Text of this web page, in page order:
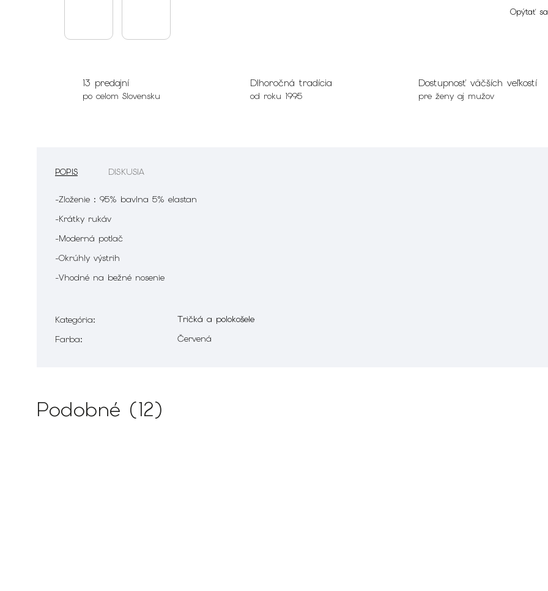
Opýtať sa
13 predajní
po celom Slovensku
Dlhoročná tradícia
od roku 1995
Dostupnosť väčších veľkostí
pre ženy aj mužov
POPIS DISKUSIA
-Zloženie : 95% bavlna 5% elastan
-Krátky rukáv
-Moderná potlač
-Okrúhly výstrih
-Vhodné na bežné nosenie
Kategória:
Tričká a polokošele
Farba: Červená
Podobné (12)